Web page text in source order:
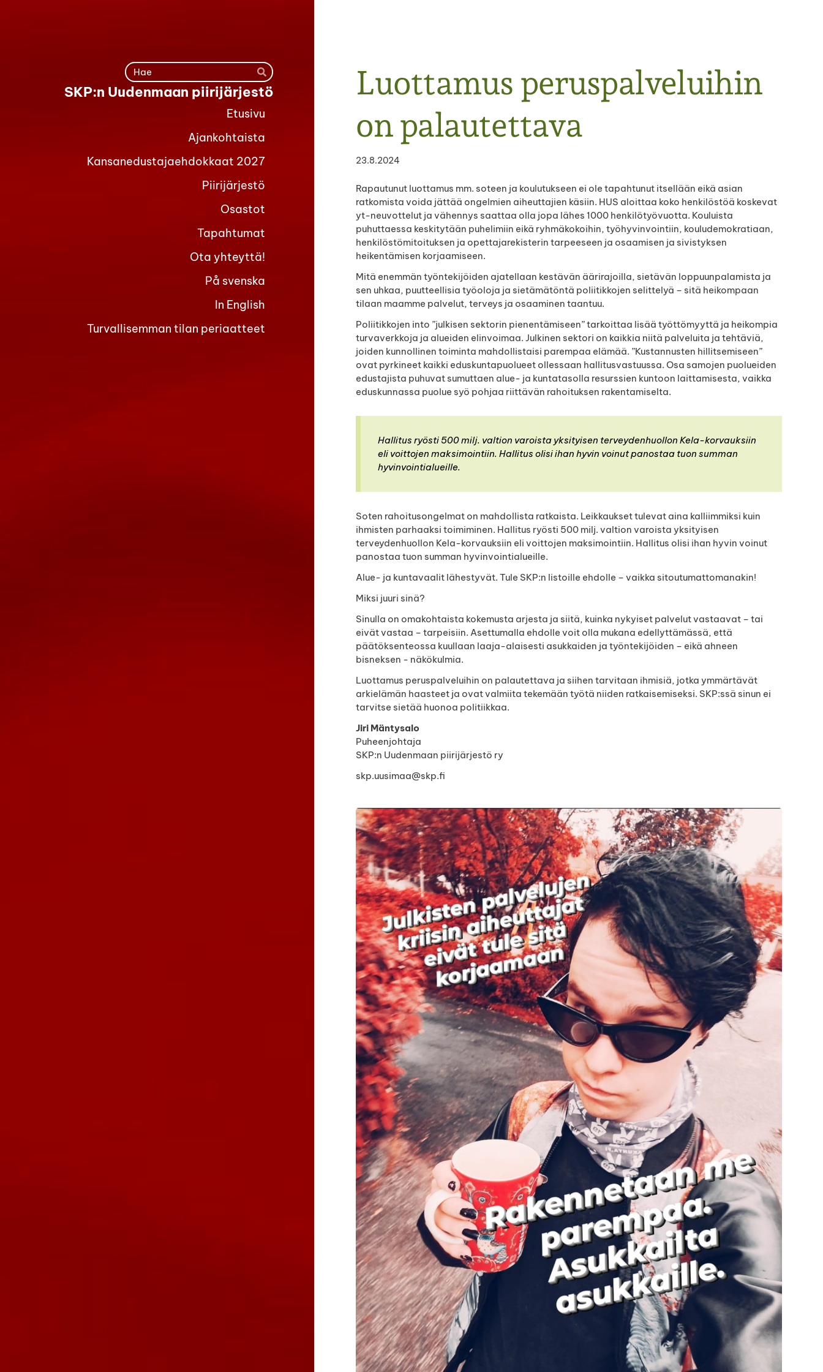
Haku
Hae
SKP:n Uudenmaan piirijärjestö
Etusivu
Ajankohtaista
Kansanedustajaehdokkaat 2027
Piirijärjestö
Osastot
Tapahtumat
Ota yhteyttä!
På svenska
In English
Turvallisemman tilan periaatteet
Luottamus peruspalveluihin
on palautettava
23.8.2024
Rapautunut luottamus mm. soteen ja koulutukseen ei ole tapahtunut itsellään eikä asian
ratkomista voida jättää ongelmien aiheuttajien käsiin. HUS aloittaa koko henkilöstöä koskevat
yt-neuvottelut ja vähennys saattaa olla jopa lähes 1000 henkilötyövuotta. Kouluista
puhuttaessa keskitytään puhelimiin eikä ryhmäkokoihin, työhyvinvointiin, kouludemokratiaan,
henkilöstömitoituksen ja opettajarekisterin tarpeeseen ja osaamisen ja sivistyksen
heikentämisen korjaamiseen.
Mitä enemmän työntekijöiden ajatellaan kestävän äärirajoilla, sietävän loppuunpalamista ja
sen uhkaa, puutteellisia työoloja ja sietämätöntä poliitikkojen selittelyä – sitä heikompaan
tilaan maamme palvelut, terveys ja osaaminen taantuu.
Poliitikkojen into ”julkisen sektorin pienentämiseen” tarkoittaa lisää työttömyyttä ja heikompia
turvaverkkoja ja alueiden elinvoimaa. Julkinen sektori on kaikkia niitä palveluita ja tehtäviä,
joiden kunnollinen toiminta mahdollistaisi parempaa elämää. ”Kustannusten hillitsemiseen”
ovat pyrkineet kaikki eduskuntapuolueet ollessaan hallitusvastuussa. Osa samojen puolueiden
edustajista puhuvat sumuttaen alue- ja kuntatasolla resurssien kuntoon laittamisesta, vaikka
eduskunnassa puolue syö pohjaa riittävän rahoituksen rakentamiselta.
Hallitus ryösti 500 milj. valtion varoista yksityisen terveydenhuollon Kela-korvauksiin
eli voittojen maksimointiin. Hallitus olisi ihan hyvin voinut panostaa tuon summan
hyvinvointialueille.
Soten rahoitusongelmat on mahdollista ratkaista. Leikkaukset tulevat aina kalliimmiksi kuin
ihmisten parhaaksi toimiminen. Hallitus ryösti 500 milj. valtion varoista yksityisen
terveydenhuollon Kela-korvauksiin eli voittojen maksimointiin. Hallitus olisi ihan hyvin voinut
panostaa tuon summan hyvinvointialueille.
Alue- ja kuntavaalit lähestyvät. Tule SKP:n listoille ehdolle – vaikka sitoutumattomanakin!
Miksi juuri sinä?
Sinulla on omakohtaista kokemusta arjesta ja siitä, kuinka nykyiset palvelut vastaavat – tai
eivät vastaa – tarpeisiin. Asettumalla ehdolle voit olla mukana edellyttämässä, että
päätöksenteossa kuullaan laaja-alaisesti asukkaiden ja työntekijöiden – eikä ahneen
bisneksen - näkökulmia.
Luottamus peruspalveluihin on palautettava ja siihen tarvitaan ihmisiä, jotka ymmärtävät
arkielämän haasteet ja ovat valmiita tekemään työtä niiden ratkaisemiseksi. SKP:ssä sinun ei
tarvitse sietää huonoa politiikkaa.
Jiri Mäntysalo
Puheenjohtaja
SKP:n Uudenmaan piirijärjestö ry
skp.uusimaa@skp.fi